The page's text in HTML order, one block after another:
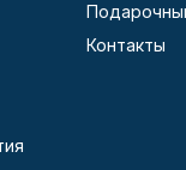
Контакты